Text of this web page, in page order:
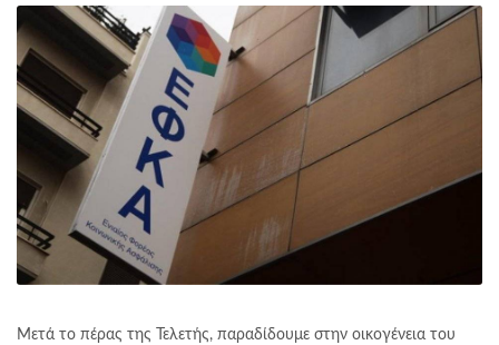
Μετά το πέρας της Τελετής, παραδίδουμε στην οικογένεια του